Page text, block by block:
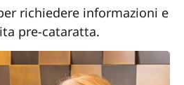
richiedere informazioni e
pre-cataratta.